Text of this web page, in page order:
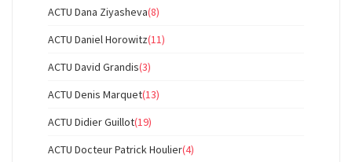
ACTU Dana Ziyasheva(8)
ACTU Daniel Horowitz(11)
ACTU David Grandis(3)
ACTU Denis Marquet(13)
ACTU Didier Guillot(19)
ACTU Docteur Patrick Houlier(4)